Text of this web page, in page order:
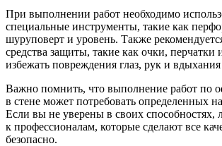
При выполнении работ необходимо
специальные инструменты, такие как
шуруповерт и уровень. Также
средства защиты, такие как очки, перчатки
избежать повреждения глаз, рук и
Важно помнить, что выполнение работ по
в стене может потребовать определенных
Если вы не уверены в своих способностях,
к профессионалам, которые сделают все
безопасно.